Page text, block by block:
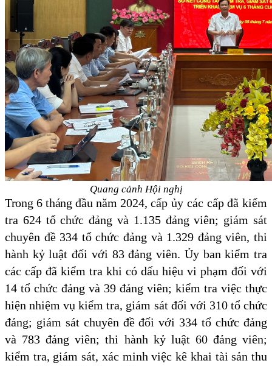
Quang cảnh Hội nghị
Trong 6 tháng đầu năm 2024, cấp ủy các cấp đã kiểm
tra 624 tổ chức đảng và 1.135 đảng viên; giám sát
chuyên đề 334 tổ chức đảng và 1.329 đảng viên, thi
hành kỷ luật đối với 83 đảng viên. Ủy ban kiểm tra
các cấp đã kiểm tra khi có dấu hiệu vi phạm đối với
14 tổ chức đảng và 39 đảng viên; kiểm tra việc thực
hiện nhiệm vụ kiểm tra, giám sát đối với 310 tổ chức
đảng; giám sát chuyên đề đối với 334 tổ chức đảng
và 783 đảng viên; thi hành kỷ luật 60 đảng viên;
kiểm tra, giám sát, xác minh việc kê khai tài sản thu